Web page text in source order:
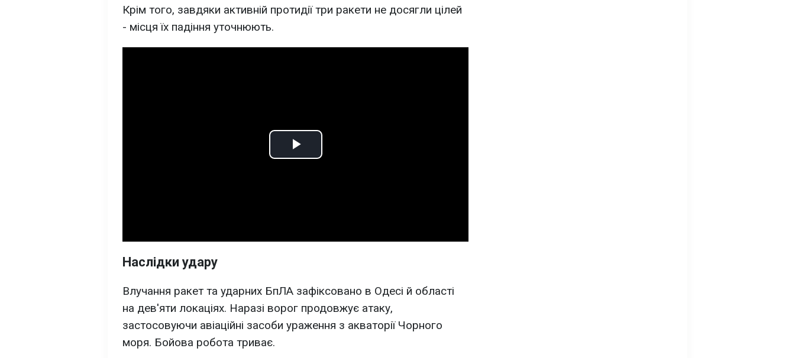
Крім того, завдяки активній протидії три ракети не досягли цілей
- місця їх падіння уточнюють.
Play
Наслідки удару
Влучання ракет та ударних БпЛА зафіксовано в Одесі й області
на дев'яти локаціях. Наразі ворог продовжує атаку,
застосовуючи авіаційні засоби ураження з акваторії Чорного
моря. Бойова робота триває.